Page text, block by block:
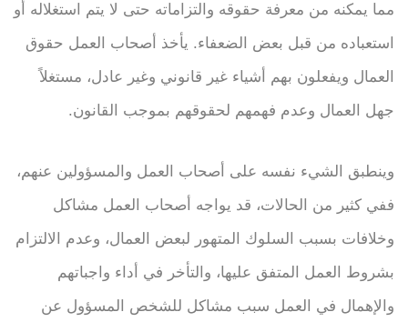
مما يمكنه من معرفة حقوقه والتزاماته حتى لا يتم استغلاله أو
استعباده من قبل بعض الضعفاء. يأخذ أصحاب العمل حقوق
العمال ويفعلون بهم أشياء غير قانوني وغير عادل، مستغلاً
جهل العمال وعدم فهمهم لحقوقهم بموجب القانون.
وينطبق الشيء نفسه على أصحاب العمل والمسؤولين عنهم،
ففي كثير من الحالات، قد يواجه أصحاب العمل مشاكل
وخلافات بسبب السلوك المتهور لبعض العمال، وعدم الالتزام
بشروط العمل المتفق عليها، والتأخر في أداء واجباتهم
والإهمال في العمل سبب مشاكل للشخص المسؤول عن